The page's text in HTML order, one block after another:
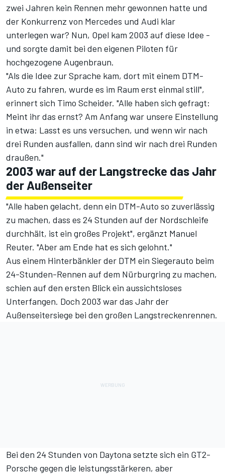
zwei Jahren kein Rennen mehr gewonnen hatte und
der Konkurrenz von Mercedes und Audi klar
unterlegen war? Nun, Opel kam 2003 auf diese Idee -
und sorgte damit bei den eigenen Piloten für
hochgezogene Augenbraun.
"Als die Idee zur Sprache kam, dort mit einem DTM-
Auto zu fahren, wurde es im Raum erst einmal still",
erinnert sich Timo Scheider. "Alle haben sich gefragt:
Meint ihr das ernst? Am Anfang war unsere Einstellung
in etwa: Lasst es uns versuchen, und wenn wir nach
drei Runden ausfallen, dann sind wir nach drei Runden
draußen."
2003 war auf der Langstrecke das Jahr
der Außenseiter
"Alle haben gelacht, denn ein DTM-Auto so zuverlässig
zu machen, dass es 24 Stunden auf der Nordschleife
durchhält, ist ein großes Projekt", ergänzt Manuel
Reuter. "Aber am Ende hat es sich gelohnt."
Aus einem Hinterbänkler der DTM ein Siegerauto beim
24-Stunden-Rennen auf dem Nürburgring zu machen,
schien auf den ersten Blick ein aussichtsloses
Unterfangen. Doch 2003 war das Jahr der
Außenseitersiege bei den großen Langstreckenrennen.
Bei den 24 Stunden von Daytona setzte sich ein GT2-
Porsche gegen die leistungsstärkeren, aber